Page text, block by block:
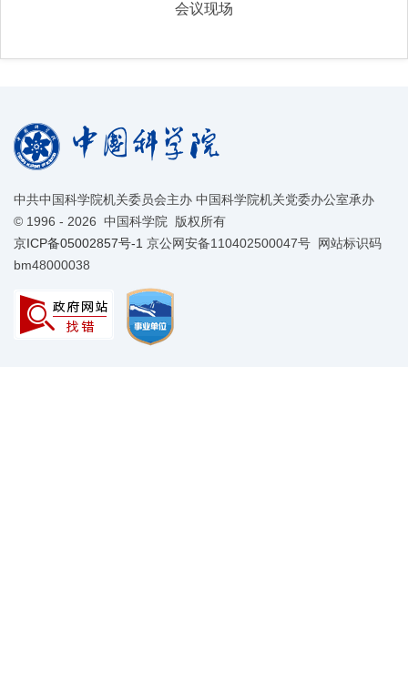
会议现场
中共中国科学院机关委员会主办 中国科学院机关党委办公室承办
© 1996 - 2026 中国科学院 版权所有
京ICP备05002857号-1 京公网安备110402500047号 网站标识码
bm48000038